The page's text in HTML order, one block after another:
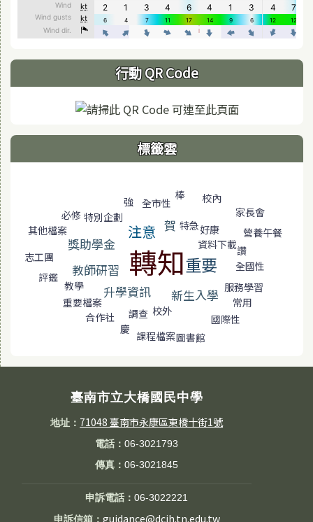
行動 QR Code
標籤雲
必修
強 校內
其他檔案
特別企劃
全市性
棒
注意 賀 特急
家長會
獎助學金
好康
營養午餐
志工團
轉知 資料下載讚
評鑑
教師研習 重要
全國性
教學
重要檔案
升學資訊 新生入學 服務學習
合作社 調查 校外
常用
慶
國際性
課程檔案圖書館
臺南市立大橋國民中學
地址： 71048 臺南市永康區東橋十街1號
電話：06-3021793
傳真：06-3021845
申訴電話：06-3022221
申訴信箱： guidance@dcjh.tn.edu.tw